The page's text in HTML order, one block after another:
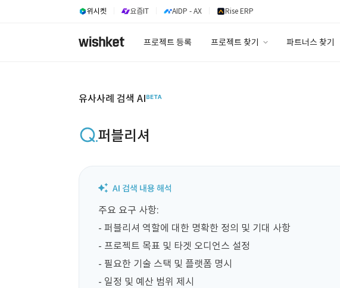
위시켓 요즘IT AIDP - AX Rise ERP
프로젝트 등록 프로젝트 찾기 파트너스 찾기
유사사례 검색 AI
퍼블리셔
주요 요구 사항:
- 퍼블리셔 역할에 대한 명확한 정의 및 기대 사항
- 프로젝트 목표 및 타겟 오디언스 설정
- 필요한 기술 스택 및 플랫폼 명시
- 일정 및 예산 범위 제시